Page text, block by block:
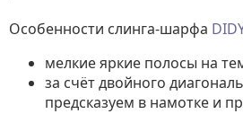
Особенности слинга-шарфа
мелкие яркие полосы на
за счёт двойного
предсказуем в намотке и